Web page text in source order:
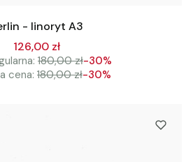
- linoryt A3
126,00 zł
180,00 zł-30%
cena: 180,00 zł-30%